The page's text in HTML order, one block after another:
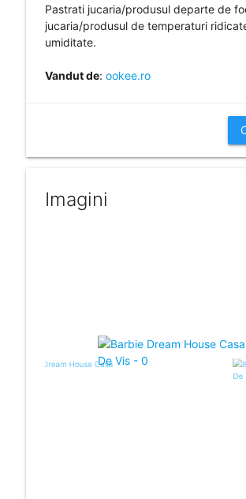
Pastrati jucaria/produsul departe de
jucaria/produsul de temperaturi
umiditate.
Vandut de: ookee.ro
Imagini